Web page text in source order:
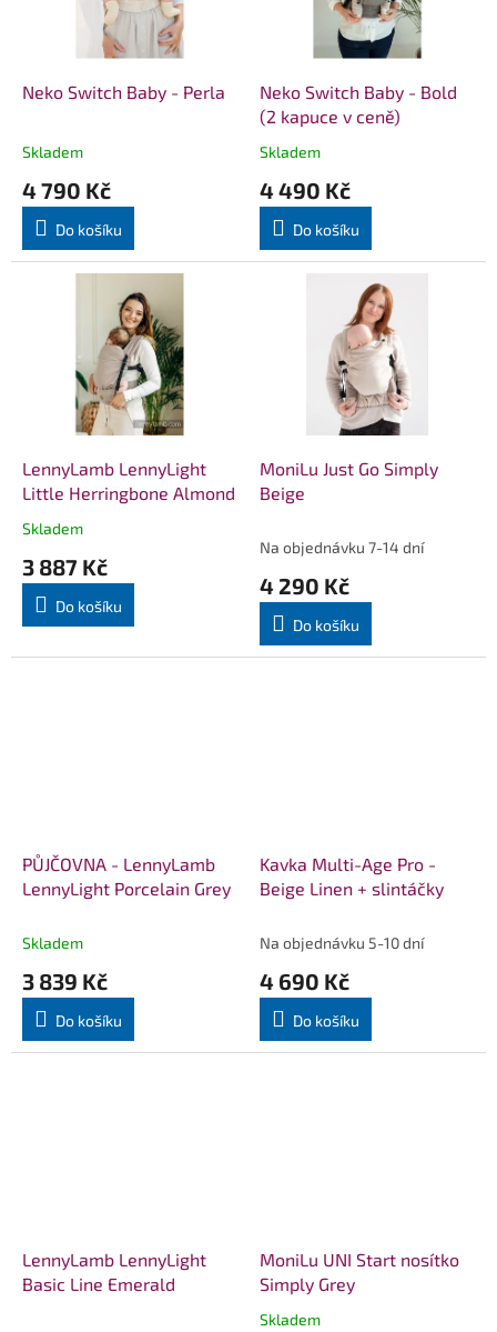
Neko Switch Baby - Perla
Průměrné
produktu
5,0
z
Skladem
4 790 Kč
Do košíku
Neko Switch Baby - Bold
(2 kapuce v ceně)
Průměrné
produktu
5,0
z
Skladem
4 490 Kč
Do košíku
LennyLamb LennyLight
Little Herringbone Almond
Průměrné
produktu
5,0
5
Skladem
3 887 Kč
Do košíku
MoniLu Just Go Simply
Beige
Na objednávku 7-14 dní
4 290 Kč
Do košíku
PŮJČOVNA - LennyLamb
LennyLight Porcelain Grey
Skladem
3 839 Kč
Do košíku
Kavka Multi-Age Pro -
Beige Linen + slintáčky
Na objednávku 5-10 dní
4 690 Kč
Do košíku
LennyLamb LennyLight
Basic Line Emerald
MoniLu UNI Start nosítko
Simply Grey
Průměrné
Skladem